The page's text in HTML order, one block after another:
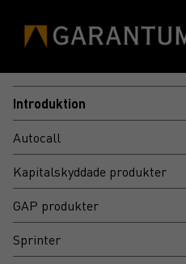
Introduktion
Autocall
Kapitalskyddade produkter
GAP produkter
Sprinter